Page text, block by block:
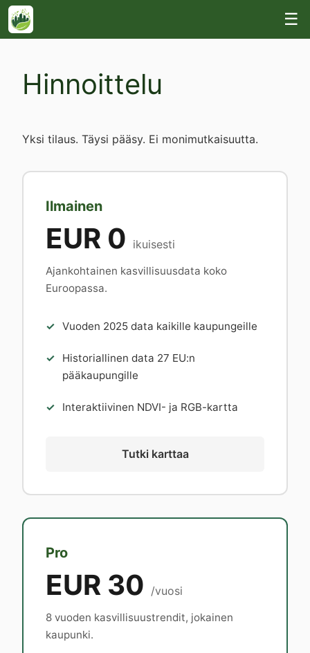
☰
Hinnoittelu
Yksi tilaus. Täysi pääsy. Ei monimutkaisuutta.
Ilmainen
EUR 0 ikuisesti
Ajankohtainen kasvillisuusdata koko
Euroopassa.
Vuoden 2025 data kaikille kaupungeille
Historiallinen data 27 EU:n
pääkaupungille
Interaktiivinen NDVI- ja RGB-kartta
Tutki karttaa
Pro
EUR 30 /vuosi
8 vuoden kasvillisuustrendit, jokainen
kaupunki.